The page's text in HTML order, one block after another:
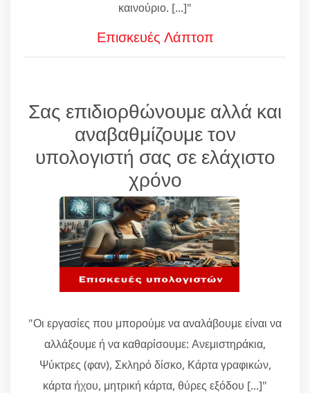
καινούριο. [...]"
Επισκευές Λάπτοπ
Σας επιδιορθώνουμε αλλά και
αναβαθμίζουμε τον
υπολογιστή σας σε ελάχιστο
χρόνο
"Οι εργασίες που μπορούμε να αναλάβουμε είναι να
αλλάξουμε ή να καθαρίσουμε: Ανεμιστηράκια,
Ψύκτρες (φαν), Σκληρό δίσκο, Κάρτα γραφικών,
κάρτα ήχου, μητρική κάρτα, θύρες εξόδου [...]"